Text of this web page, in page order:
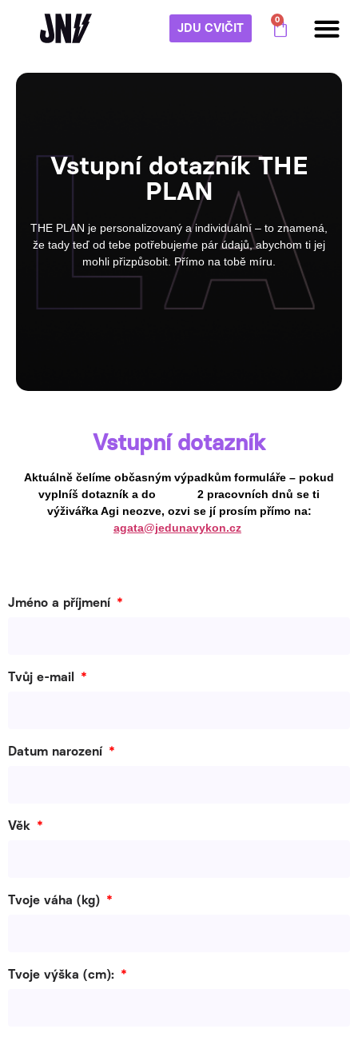
JDU CVIČIT
0
Vstupní dotazník THE
PLAN
THE PLAN je personalizovaný a individuální – to znamená,
že tady teď od tebe potřebujeme pár údajů, abychom ti jej
mohli přizpůsobit. Přímo na tobě míru.
Vstupní dotazník
Aktuálně čelíme občasným výpadkům formuláře – pokud
vyplníš dotazník a do 2 pracovních dnů se ti
výživářka Agi neozve, ozvi se jí prosím přímo na:
agata@jedunavykon.cz
Jméno a příjmení
Tvůj e-mail
Datum narození
Věk
Tvoje váha (kg)
Tvoje výška (cm):